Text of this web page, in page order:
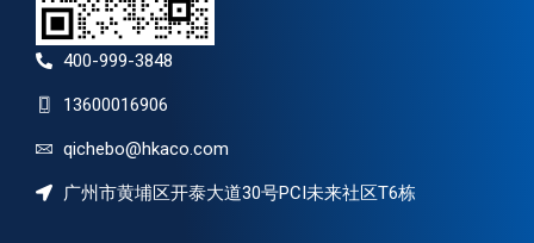
400-999-3848
13600016906
qichebo@hkaco.com
广州市黄埔区开泰大道30号PCI未来社区T6栋